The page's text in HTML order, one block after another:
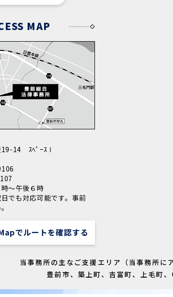
MAP
19-14 ｽﾍﾟｰｽⅠ
～午後６時
でも対応可能です。事前
でルートを確認する
当事務所の主なご支援エリア（当事務所に
豊前市、築上町、吉富町、上毛町